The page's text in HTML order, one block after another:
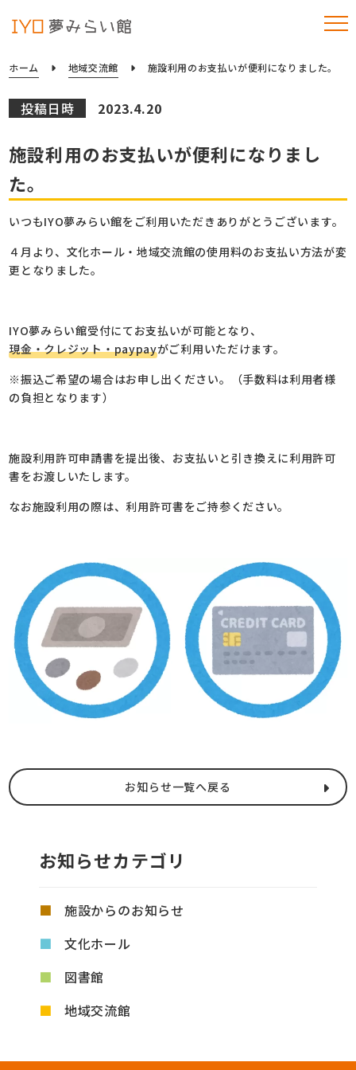
ホーム 地域交流館 施設利用のお支払いが便利になりました。
投稿日時 2023.4.20
施設利用のお支払いが便利になりまし
た。
いつもIYO夢みらい館をご利用いただきありがとうございます。
４月より、文化ホール・地域交流館の使用料のお支払い方法が変
更となりました。
IYO夢みらい館受付にてお支払いが可能となり、
現金・クレジット・paypayがご利用いただけます。
※振込ご希望の場合はお申し出ください。（手数料は利用者様
の負担となります）
施設利用許可申請書を提出後、お支払いと引き換えに利用許可
書をお渡しいたします。
なお施設利用の際は、利用許可書をご持参ください。
お知らせ一覧へ戻る
お知らせカテゴリ
施設からのお知らせ
文化ホール
図書館
地域交流館